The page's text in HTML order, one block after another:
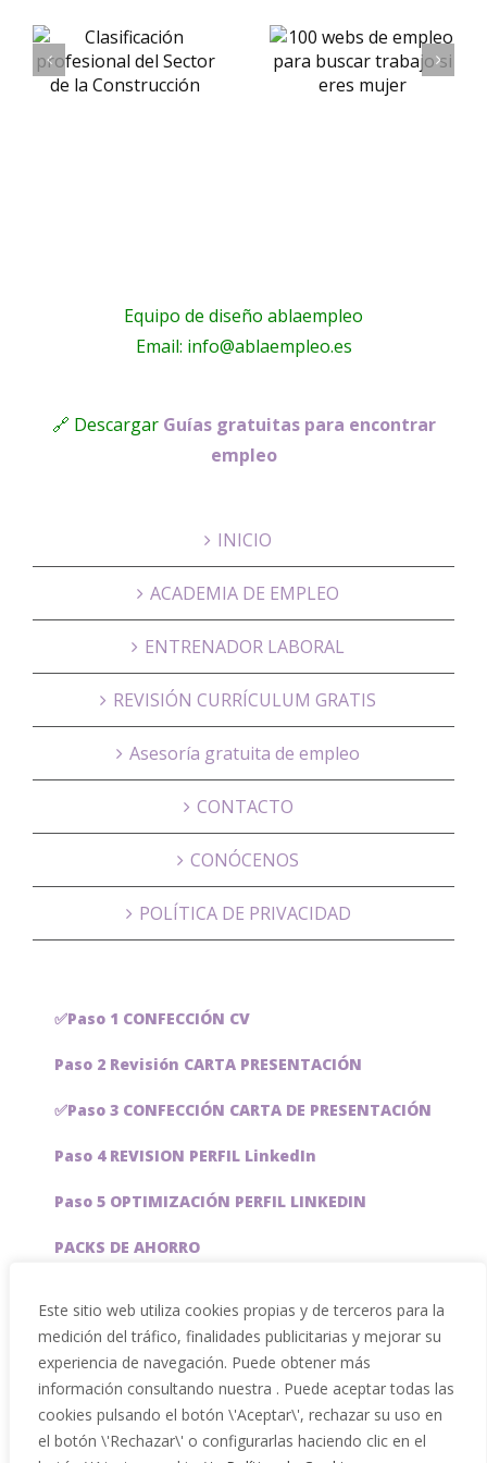
Este sitio web utiliza cookies propias y de terceros para la
medición del tráfico, finalidades publicitarias y mejorar su
experiencia de navegación. Puede obtener más
información consultando nuestra . Puede aceptar todas las
cookies pulsando el botón \'Aceptar\', rechazar su uso en
el botón \'Rechazar\' o configurarlas haciendo clic en el
empleo
para
buscar
mujer,
busca
Equipo de diseño ablaempleo
Email: info@ablaempleo.es
🔗 Descargar Guías gratuitas para encontrar
empleo
INICIO
ACADEMIA DE EMPLEO
ENTRENADOR LABORAL
REVISIÓN CURRÍCULUM GRATIS
Asesoría gratuita de empleo
CONTACTO
CONÓCENOS
POLÍTICA DE PRIVACIDAD
✅Paso 1 CONFECCIÓN CV
Paso 2 Revisión CARTA PRESENTACIÓN
✅Paso 3 CONFECCIÓN CARTA DE PRESENTACIÓN
Paso 4 REVISION PERFIL LinkedIn
Paso 5 OPTIMIZACIÓN PERFIL LINKEDIN
PACKS DE AHORRO
Servicios especiales